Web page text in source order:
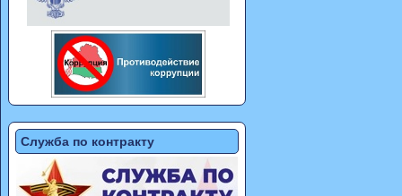
Служба по контракту